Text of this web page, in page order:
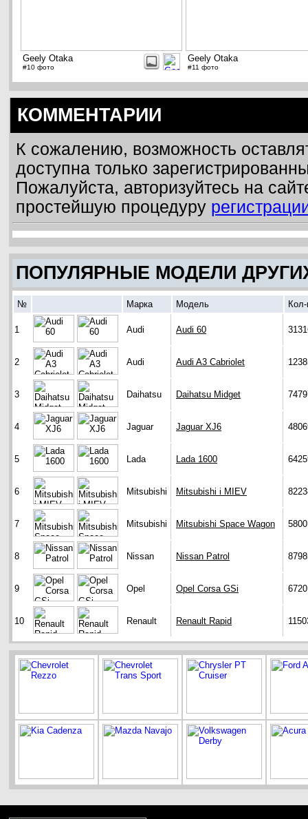
Geely Otaka
#10 фото
Geely Otaka
#11 фото
КОММЕНТАРИИ
К сожалению, возможность
доступна только
Пожалуйста, авторизуйтесь на
простейшую процедуру
ПОПУЛЯРНЫЕ МОДЕЛИ
№ Марка Модель
1 Audi Audi 60
2 Audi Audi A3 Cabriolet
3 Daihatsu Daihatsu Midget
4 Jaguar Jaguar XJ6
5 Lada Lada 1600
6 Mitsubishi Mitsubishi i MIEV
7 Mitsubishi Mitsubishi Space Wagon
8 Nissan Nissan Patrol
9 Opel Opel Corsa GSi
10 Renault Renault Rapid